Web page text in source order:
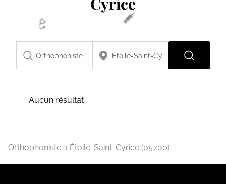
Aucun résultat
Orthophoniste à Étoile-Saint-Cyrice (05700)